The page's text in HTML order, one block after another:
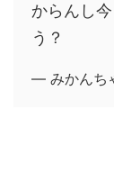
からんし
う？
— みかんち